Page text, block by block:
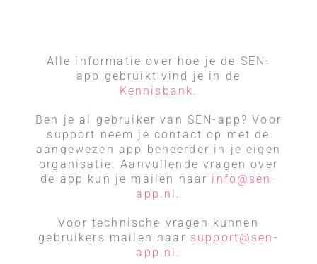
Alle informatie over hoe je de SEN-
app gebruikt vind je in de
Kennisbank
Ben je al gebruiker van SEN-app? Voor
support neem je contact op met de
aangewezen app beheerder in je eigen
organisatie. Aanvullende vragen over
de app kun je mailen naar info@sen-
app.nl .
Voor technische vragen kunnen
gebruikers mailen naar support@sen-
app.nl